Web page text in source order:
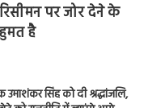
पर जोर देने के
है
सिंह को दी श्रद्धांजलि,